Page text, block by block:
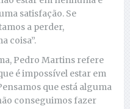
satisfação. Se
a perder,
coisa”.
Pedro Martins refere
é impossível estar em
que está alguma
conseguimos fazer